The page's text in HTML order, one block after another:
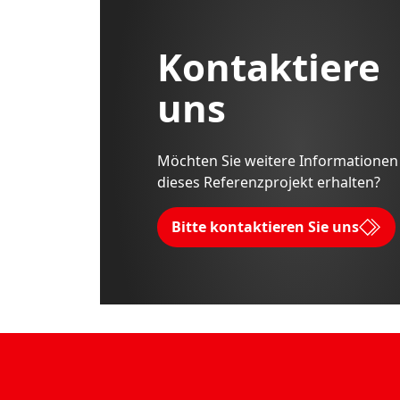
Kontaktiere
uns
Möchten Sie weitere
dieses Referenzprojekt erhalten?
Bitte kontaktieren Sie uns